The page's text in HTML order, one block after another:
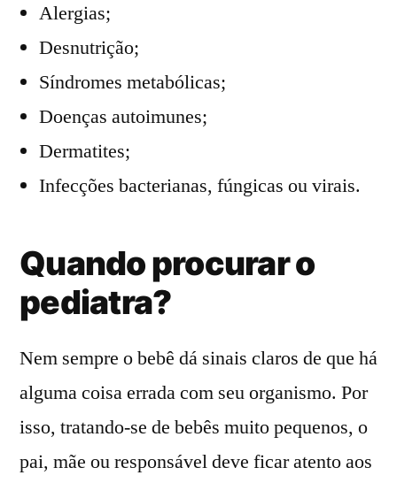
Alergias;
Desnutrição;
Síndromes metabólicas;
Doenças autoimunes;
Dermatites;
Infecções bacterianas, fúngicas ou virais.
Quando procurar o
pediatra?
Nem sempre o bebê dá sinais claros de que há
alguma coisa errada com seu organismo. Por
isso, tratando-se de bebês muito pequenos, o
pai, mãe ou responsável deve ficar atento aos